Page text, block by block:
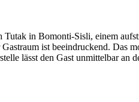
in Bomonti-Sisli, einem
ist beeindruckend. Das
lässt den Gast unmittelbar an